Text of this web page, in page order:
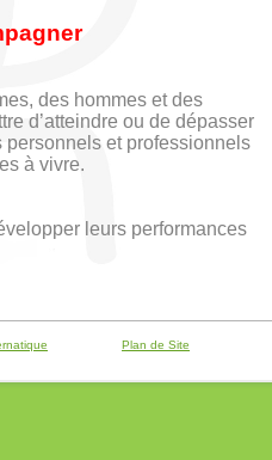
des hommes et des
d’atteindre ou de dépasser
et professionnels
à vivre.
leurs performances
Plan de Site